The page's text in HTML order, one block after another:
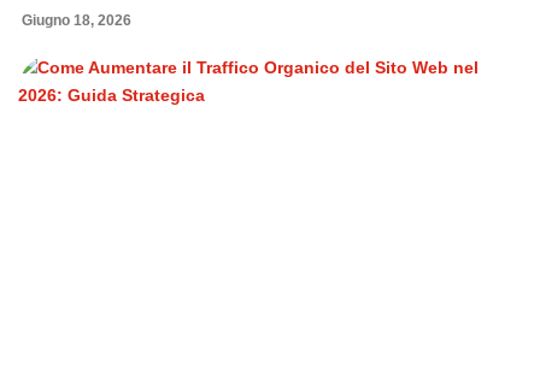
Giugno 18, 2026